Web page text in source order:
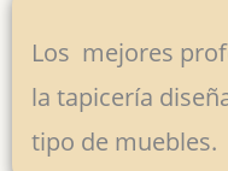
Los mejores
la tapicería
tipo de muebles.